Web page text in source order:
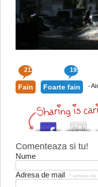
211 195
Fain Foarte fain -
Comenteaza si tu!
Nume
Adresa de mail * adresa de